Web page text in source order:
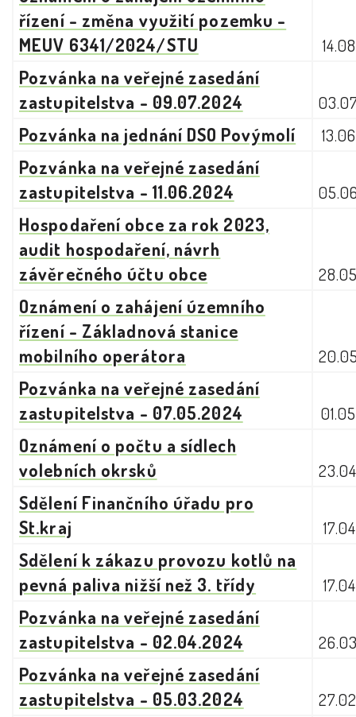
řízení - změna využití pozemku -
MEUV 6341/2024/STU
Pozvánka na veřejné zasedání
zastupitelstva - 09.07.2024
Pozvánka na jednání DSO Povýmolí
Pozvánka na veřejné zasedání
zastupitelstva - 11.06.2024
Hospodaření obce za rok 2023,
audit hospodaření, návrh
závěrečného účtu obce
Oznámení o zahájení územního
řízení - Základnová stanice
mobilního operátora
Pozvánka na veřejné zasedání
zastupitelstva - 07.05.2024
Oznámení o počtu a sídlech
volebních okrsků
Sdělení Finančního úřadu pro
St.kraj
Sdělení k zákazu provozu kotlů na
pevná paliva nižší než 3. třídy
Pozvánka na veřejné zasedání
zastupitelstva - 02.04.2024
Pozvánka na veřejné zasedání
zastupitelstva - 05.03.2024